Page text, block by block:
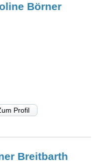
Börner
Profil
Breitbarth